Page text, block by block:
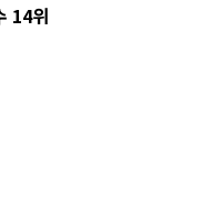
14위